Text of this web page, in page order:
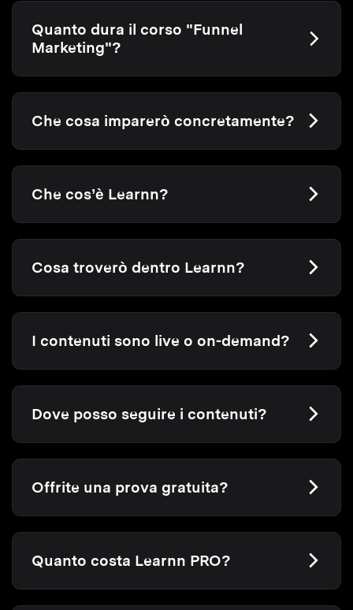
Quanto dura il corso "Funnel
Marketing"?
Che cosa imparerò concretamente?
Che cos’è Learnn?
Cosa troverò dentro Learnn?
I contenuti sono live o on-demand?
Dove posso seguire i contenuti?
Offrite una prova gratuita?
Quanto costa Learnn PRO?